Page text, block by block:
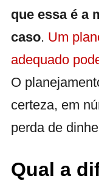
que essa é a
caso. Um
adequado
O
certeza, em
perda de
Qual a